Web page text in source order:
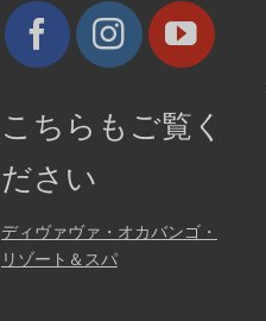
こちらもご覧く
ださい
ディヴァヴァ・オカバンゴ・
リゾート＆スパ